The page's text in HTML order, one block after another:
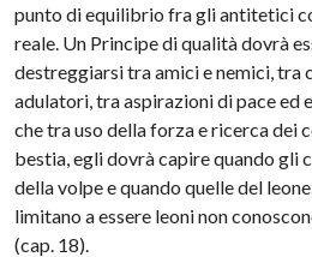
punto di equilibrio fra gli antitetici
reale. Un Principe di qualità dovrà
destreggiarsi tra amici e nemici, tra
adulatori, tra aspirazioni di pace ed
che tra uso della forza e ricerca dei
bestia, egli dovrà capire quando gli
della volpe e quando quelle del
limitano a essere leoni non
(cap. 18).